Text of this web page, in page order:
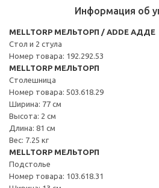
Информация об
MELLTORP МЕЛЬТОРП / ADDE АДДЕ
Стол и 2 стула
Номер товара: 192.292.53
MELLTORP МЕЛЬТОРП
Столешница
Номер товара: 503.618.29
Ширина: 77 см
Высота: 2 см
Длина: 81 см
Вес: 7.25 кг
MELLTORP МЕЛЬТОРП
Подстолье
Номер товара: 103.618.31